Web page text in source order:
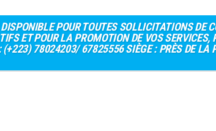
DISPONIBLE POUR TOUTES SOLLICITATIONS DE
ET POUR LA PROMOTION DE VOS
(+223) 78024203/ 67825556 SIÈGE : PRÈS DE